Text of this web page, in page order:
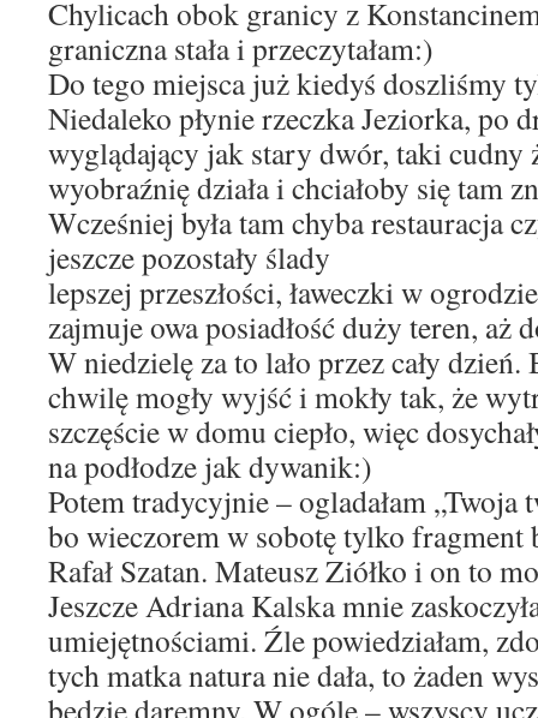
Chylicach obok granicy z
graniczna stała i przeczytałam:)
Do tego miejsca już kiedyś doszliśmy
Niedaleko płynie rzeczka Jeziorka, po
wyglądający jak stary dwór, taki cudny
wyobraźnię działa i chciałoby się tam
Wcześniej była tam chyba restauracja
jeszcze pozostały ślady
lepszej przeszłości, ławeczki w
zajmuje owa posiadłość duży teren, aż
W niedzielę za to lało przez cały
chwilę mogły wyjść i mokły tak, że
szczęście w domu ciepło, więc
na podłodze jak dywanik:)
Potem tradycyjnie – ogladałam „Twoja
bo wieczorem w sobotę tylko fragment
Rafał Szatan. Mateusz Ziółko i on to
Jeszcze Adriana Kalska mnie
umiejętnościami. Źle powiedziałam,
tych matka natura nie dała, to żaden
będzie daremny. W ogóle – wszyscy